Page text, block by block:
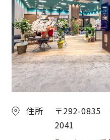
住所
〒292-0835
2041